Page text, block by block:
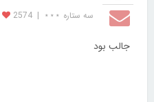
سه ستاره ⋆⋆⋆ |
2574
جالب بود